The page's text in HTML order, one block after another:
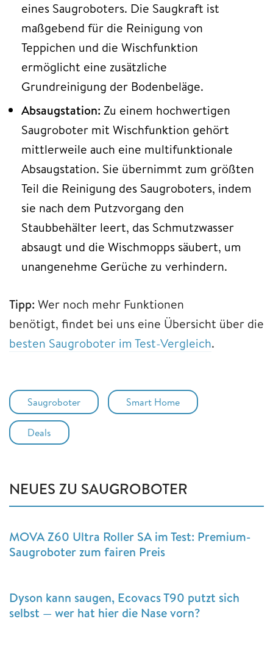
eines Saugroboters. Die Saugkraft ist
maßgebend für die Reinigung von
Teppichen und die Wischfunktion
ermöglicht eine zusätzliche
Grundreinigung der Bodenbeläge.
Absaugstation: Zu einem hochwertigen
Saugroboter mit Wischfunktion gehört
mittlerweile auch eine multifunktionale
Absaugstation. Sie übernimmt zum größten
Teil die Reinigung des Saugroboters, indem
sie nach dem Putzvorgang den
Staubbehälter leert, das Schmutzwasser
absaugt und die Wischmopps säubert, um
unangenehme Gerüche zu verhindern.
Tipp: Wer noch mehr Funktionen
benötigt, findet bei uns eine Übersicht über die
besten Saugroboter im Test-Vergleich.
Saugroboter Smart Home
Deals
NEUES ZU SAUGROBOTER
MOVA Z60 Ultra Roller SA im Test: Premium-
Saugroboter zum fairen Preis
Dyson kann saugen, Ecovacs T90 putzt sich
selbst — wer hat hier die Nase vorn?